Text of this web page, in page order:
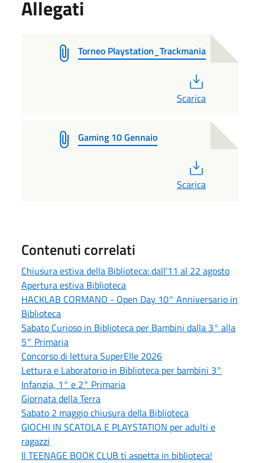
Allegati
Torneo Playstation_Trackmania
Scarica
Gaming 10 Gennaio
Scarica
Contenuti correlati
Chiusura estiva della Biblioteca: dall’11 al 22 agosto
Apertura estiva Biblioteca
HACKLAB CORMANO - Open Day 10° Anniversario in
Biblioteca
Sabato Curioso in Biblioteca per Bambini dalla 3° alla
5° Primaria
Concorso di lettura SuperElle 2026
Lettura e Laboratorio in Biblioteca per bambini 3°
Infanzia, 1° e 2° Primaria
Giornata della Terra
Sabato 2 maggio chiusura della Biblioteca
GIOCHI IN SCATOLA E PLAYSTATION per adulti e
ragazzi
Il TEENAGE BOOK CLUB ti aspetta in biblioteca!